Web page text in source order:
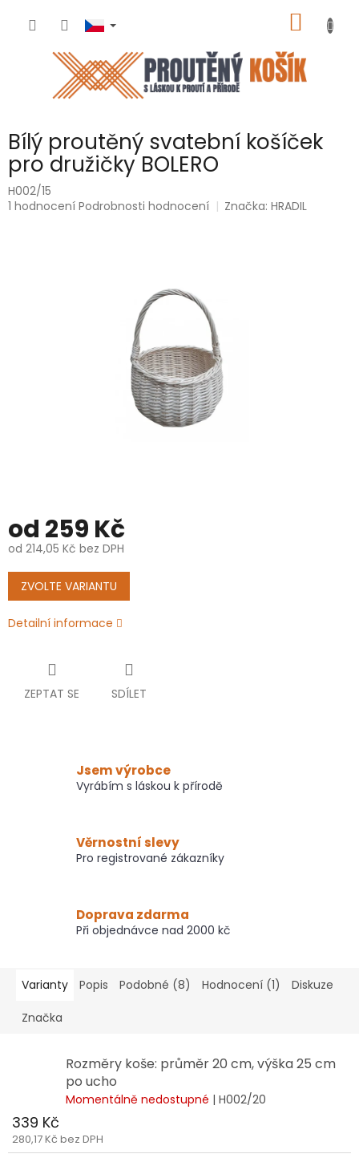
KOŠÍK
Bílý proutěný svatební košíček
pro družičky BOLERO
H002/15
Průměrné
1 hodnocení Podrobnosti hodnocení Značka:HRADIL
od 259 Kč
od 214,05 Kč bez DPH
Měrná
cena:
ZVOLTE VARIANTU
Detailní informace
ZEPTAT SE SDÍLET
Jsem výrobce
Vyrábím s láskou k přírodě
Věrnostní slevy
Pro registrované zákazníky
Doprava zdarma
Při objednávce nad 2000 kč
Varianty Popis Podobné (8) Hodnocení (1) Diskuze
Značka
Rozměry koše: průměr 20 cm, výška 25 cm
po ucho
Momentálně nedostupné | H002/20
339 Kč
280,17 Kč bez DPH